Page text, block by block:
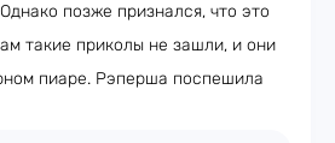
позже признался, что это
такие приколы не зашли, и они
пиаре. Рэперша поспешила